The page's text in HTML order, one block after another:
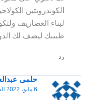
الكوندرويتين
لبناء الغضاريف
طبيبك ليصف لك
رد
حلمى
6 مايو، 2022 الساعة 2:55 ص